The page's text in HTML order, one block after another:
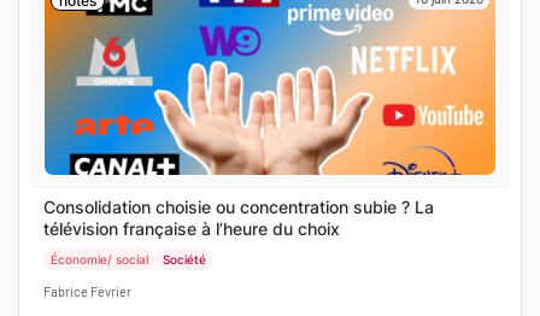
Consolidation choisie ou concentration subie ? La
télévision française à l’heure du choix
Économie/ social Société
Fabrice Février